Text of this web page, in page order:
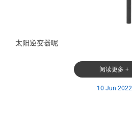
太阳逆变器呢
阅读更多 +
10 Jun 2022